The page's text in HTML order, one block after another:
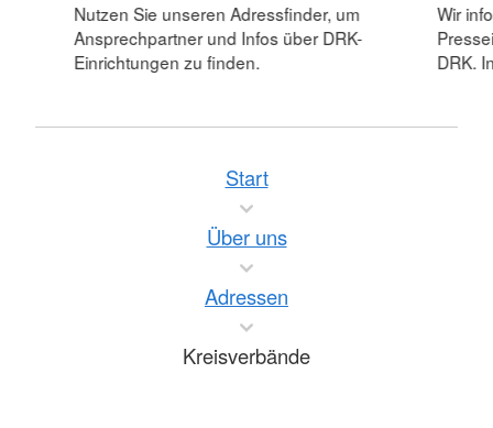
Nutzen Sie unseren Adressfinder, um
Ansprechpartner und Infos über DRK-
Einrichtungen zu finden.
Wir
DRK.
Start
Über uns
Adressen
Kreisverbände